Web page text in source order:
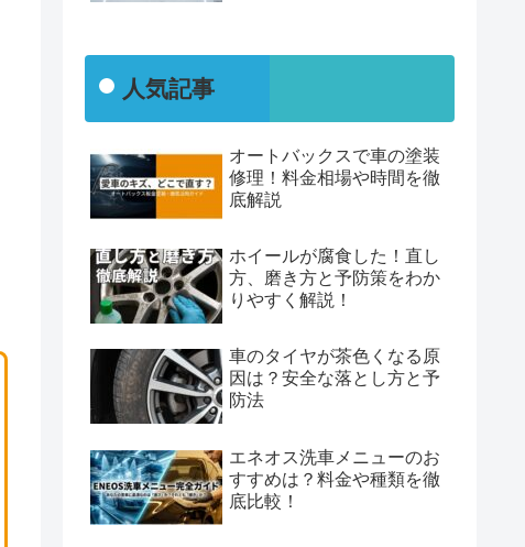
人気記事
オートバックスで車の塗装
修理！料金相場や時間を徹
底解説
ホイールが腐食した！直し
方、磨き方と予防策をわか
りやすく解説！
車のタイヤが茶色くなる原
因は？安全な落とし方と予
防法
エネオス洗車メニューのお
すすめは？料金や種類を徹
底比較！